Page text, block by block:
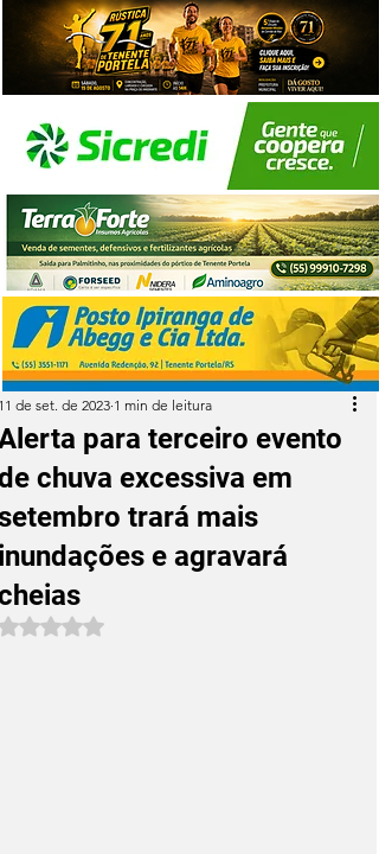
para terceiro evento
chuva excessiva em
trará mais
e agravará
de set. de 2023 1 min de leitura
Avaliado com NaN de 5 estrelas.